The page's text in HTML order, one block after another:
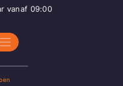
vanaf 09:00